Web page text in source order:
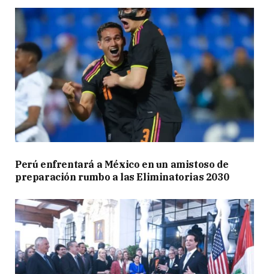
Perú enfrentará a México en un amistoso de
preparación rumbo a las Eliminatorias 2030